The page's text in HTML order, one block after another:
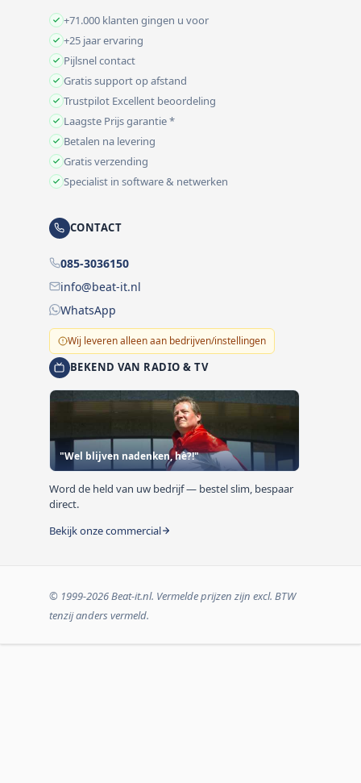
+71.000 klanten gingen u voor
+25 jaar ervaring
Pijlsnel contact
Gratis support op afstand
Trustpilot Excellent beoordeling
Laagste Prijs garantie *
Betalen na levering
Gratis verzending
Specialist in software & netwerken
CONTACT
085-3036150
info@beat-it.nl
WhatsApp
Wij leveren alleen aan bedrijven/instellingen
BEKEND VAN RADIO & TV
"Wel blijven nadenken, hè?!"
Word de held van uw bedrijf — bestel slim, bespaar
direct.
Bekijk onze commercial
© 1999-2026 Beat-it.nl. Vermelde prijzen zijn excl. BTW
tenzij anders vermeld.